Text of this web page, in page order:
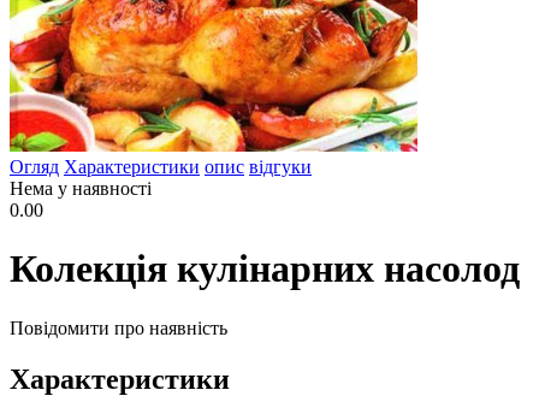
Огляд Характеристики опис відгуки
Нема у наявності
0.00
Колекція кулінарних насолод
Повідомити про наявність
Характеристики